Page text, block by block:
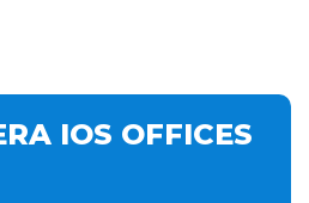
IOS OFFICES